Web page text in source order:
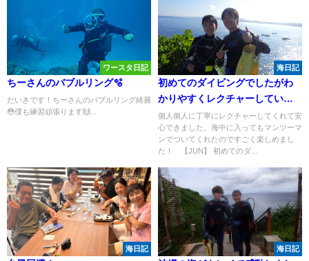
ワースタ日記
ちーさんのバブルリング🫧
だいきです！ちーさんのバブルリング綺麗
😳僕も練習頑張ります🙌...
海日記
初めてのダイビングでしたがわ
かりやすくレクチャーしていた
だけてとても安心できました！
個人個人に丁寧にレクチャーしてくれて安
心できました。海中に入ってもマンツーマ
ンでついてくれたのですごく楽しめまし
た！ 【JUN】 初めてのダ...
海日記 海日記